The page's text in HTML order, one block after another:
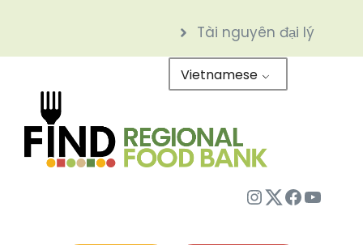
nội
Tài nguyên đại lý
Vietnamese
Instagram
Twitter